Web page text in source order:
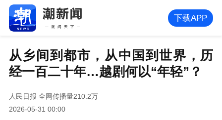
下载APP
从乡间到都市，从中国到世界，历
经一百二十年…越剧何以“年轻”？
人民日报 全网传播量210.2万
2026-05-31 00:00